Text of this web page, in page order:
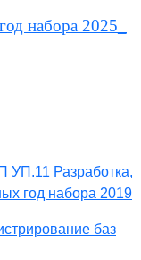
набора 2025_
УП.11 Разработка,
год набора 2019
баз